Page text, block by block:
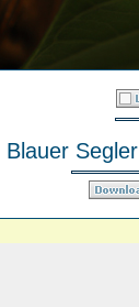
Blauer Segler